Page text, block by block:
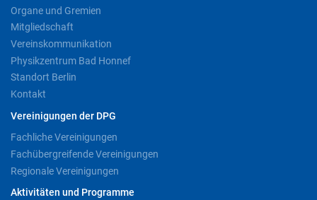
Organe und Gremien
Mitgliedschaft
Vereinskommunikation
Physikzentrum Bad Honnef
Standort Berlin
Kontakt
Vereinigungen der DPG
Fachliche Vereinigungen
Fachübergreifende Vereinigungen
Regionale Vereinigungen
Aktivitäten und Programme